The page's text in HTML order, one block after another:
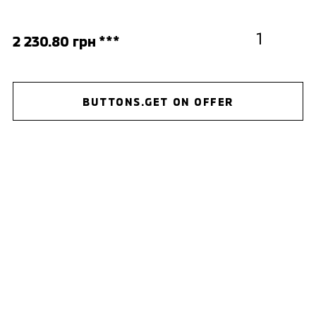
2 230.80 грн ***
BUTTONS.GET ON OFFER